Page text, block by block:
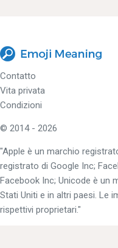
Contatto
Vita privata
Condizioni
© 2014 - 2026
"Apple è un marchio
registrato di Google Inc;
Facebook Inc; Unicode è un
Stati Uniti e in altri paesi. Le
rispettivi proprietari."